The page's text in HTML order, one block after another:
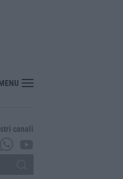
Grande
canali